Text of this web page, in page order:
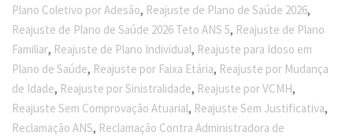
Plano Coletivo por Adesão, Reajuste de Plano de Saúde 2026,
Reajuste de Plano de Saúde 2026 Teto ANS 5, Reajuste de Plano
Familiar, Reajuste de Plano Individual, Reajuste para Idoso em
Plano de Saúde, Reajuste por Faixa Etária, Reajuste por Mudança
de Idade, Reajuste por Sinistralidade, Reajuste por VCMH,
Reajuste Sem Comprovação Atuarial, Reajuste Sem Justificativa,
Reclamação ANS, Reclamação Contra Administradora de